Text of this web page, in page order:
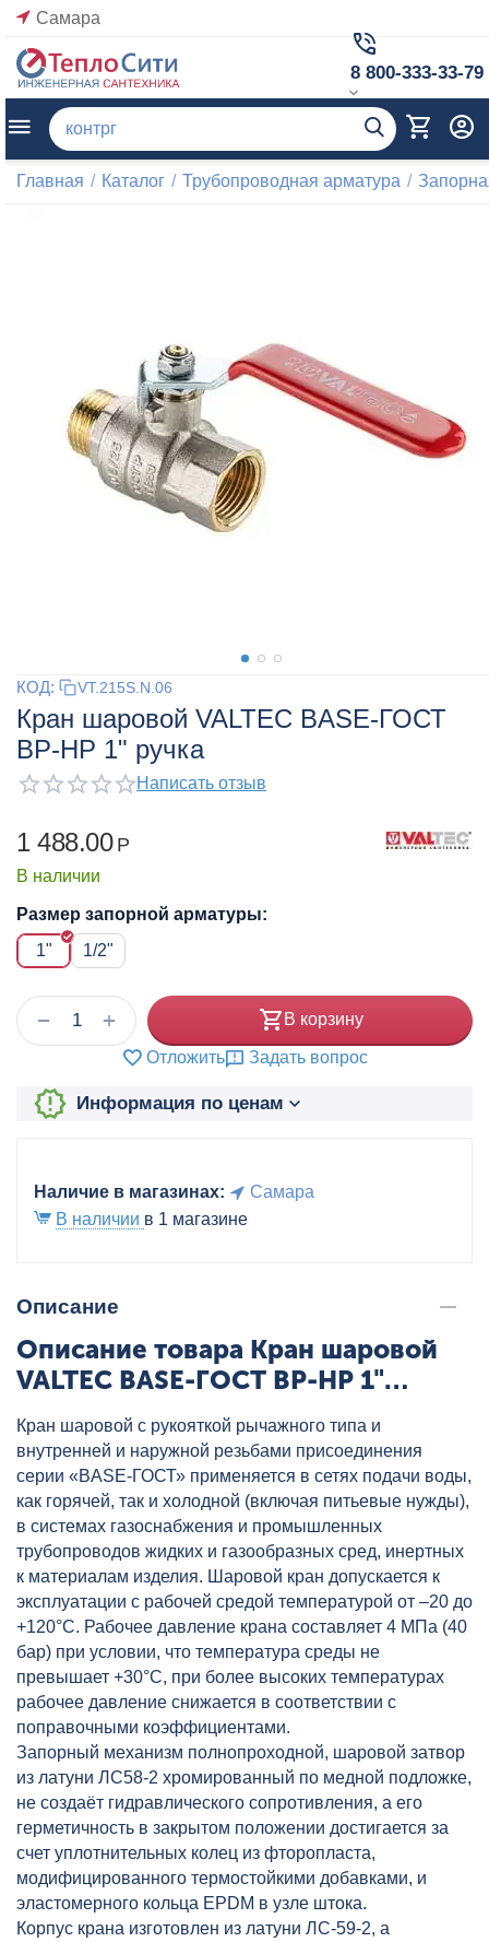
Самара
8 800-333-33-79
Главная / Каталог / Трубопроводная арматура /
КОД: VT.215S.N.06
Кран шаровой VALTEC BASE-ГОСТ
ВР-НР 1" ручка
Написать отзыв
1 488.00 Р
В наличии
Размер запорной арматуры:
1"
1/2"
+
− В корзину
Отложить Задать вопрос
Информация по ценам
Наличие в магазинах:
Самара
В наличии в 1 магазине
Описание
Описание товара Кран шаровой
VALTEC BASE-ГОСТ ВР-НР 1"
ручка, артикул: VT.215S.N.06
Кран шаровой с рукояткой рычажного типа и
внутренней и наружной резьбами присоединения
серии «BASE-ГОСТ» применяется в сетях подачи воды,
как горячей, так и холодной (включая питьевые нужды),
в системах газоснабжения и промышленных
трубопроводов жидких и газообразных сред, инертных
к материалам изделия. Шаровой кран допускается к
эксплуатации с рабочей средой температурой от –20 до
+120°С. Рабочее давление крана составляет 4 МПа (40
бар) при условии, что температура среды не
превышает +30°С, при более высоких температурах
рабочее давление снижается в соответствии с
поправочными коэффициентами.
Запорный механизм полнопроходной, шаровой затвор
из латуни ЛС58-2 хромированный по медной подложке,
не создаёт гидравлического сопротивления, а его
герметичность в закрытом положении достигается за
счет уплотнительных колец из фторопласта,
модифицированного термостойкими добавками, и
эластомерного кольца EPDM в узле штока.
Корпус крана изготовлен из латуни ЛС-59-2, а